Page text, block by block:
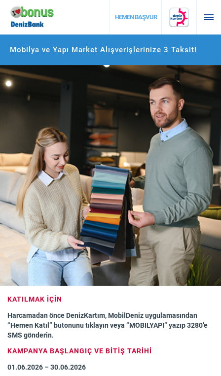
HEMEN BAŞVUR
DESTEK
Mobilya ve Yapı Market Alışverişlerinize 3 Taksit!
KATILMAK İÇİN
Harcamadan önce DenizKartım, MobilDeniz uygulamasından
“Hemen Katıl” butonunu tıklayın veya “MOBILYAPI” yazıp 3280’e
SMS gönderin.
KAMPANYA BAŞLANGIÇ VE BİTİŞ TARİHİ
01.06.2026 – 30.06.2026